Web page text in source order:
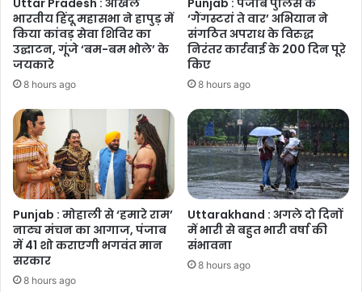
भारतीय हिंदू महासभा ने हापुड़ में
किया कांवड़ सेवा शिविर का
उद्घाटन, गूंजे ‘बम-बम भोले’ के
जयकारे
8 hours ago
‘गैंगस्टरां ते वार’ अभियान ने
संगठित अपराध के विरुद्ध
निरंतर कार्रवाई के 200 दिन पूरे
किए
8 hours ago
Punjab : मोहाली से ‘हमारे राम’
नाट्य मंचन का आगाज, पंजाब
में 41 शो कराएगी भगवंत मान
सरकार
8 hours ago
Uttarakhand : अगले दो दिनों
में भारी से बहुत भारी वर्षा की
संभावना
8 hours ago